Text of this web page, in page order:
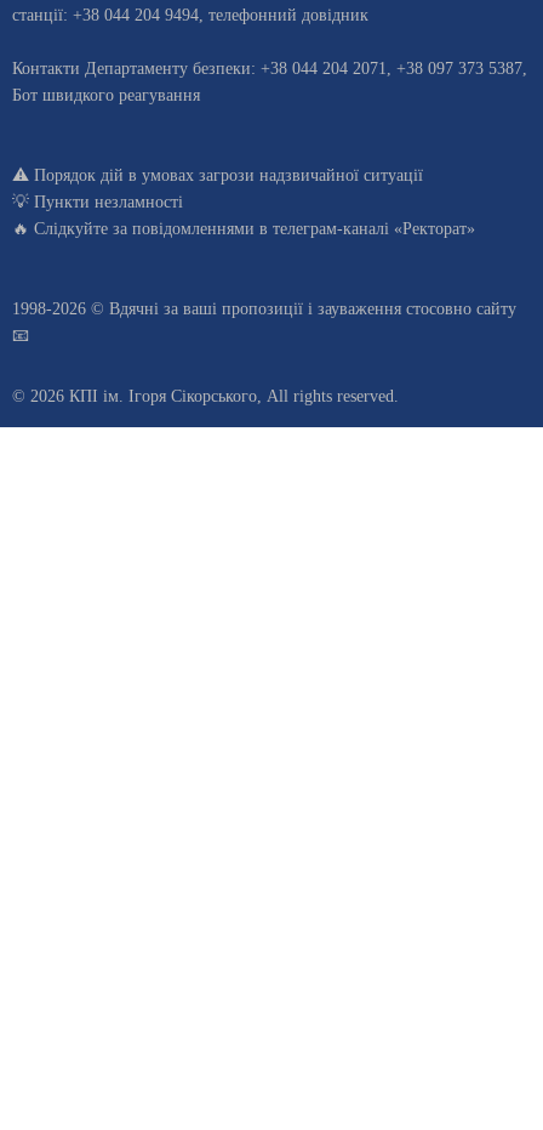
станцiї: +38 044 204 9494 телефонний довідник
Контакти Департаменту безпеки: +38 044 204 2071, +38 097 373 5387,
Бот швидкого реагування
⚠️ Порядок дій в умовах загрози надзвичайної ситуації
💡 Пункти незламності
🔥 Слідкуйте за повідомленнями в телеграм-каналі «Ректорат»
1998-2026 © Вдячні за ваші пропозиції і зауваження стосовно сайту
📧
© 2026 КПІ ім. Ігоря Сікорського, All rights reserved.